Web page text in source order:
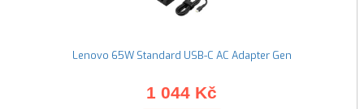
Lenovo 65W Standard USB-C AC Adapter Gen
1 044 Kč